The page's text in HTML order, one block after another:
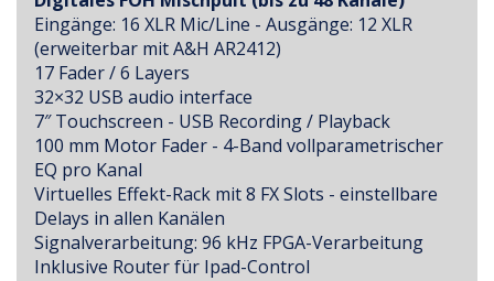
Eingänge: 16 XLR Mic/Line - Ausgänge: 12 XLR
(erweiterbar mit A&H AR2412)
17 Fader / 6 Layers
32×32 USB audio interface
7″ Touchscreen - USB Recording / Playback
100 mm Motor Fader - 4-Band vollparametrischer
EQ pro Kanal
Virtuelles Effekt-Rack mit 8 FX Slots - einstellbare
Delays in allen Kanälen
Signalverarbeitung: 96 kHz FPGA-Verarbeitung
Inklusive Router für Ipad-Control